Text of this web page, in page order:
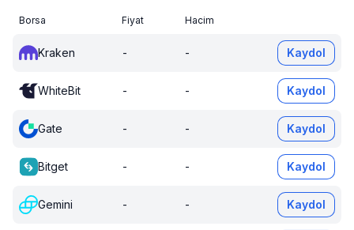
Borsa Fiyat Hacim
Kraken - - Kaydol
WhiteBit - - Kaydol
Gate - - Kaydol
Bitget - - Kaydol
Gemini - - Kaydol